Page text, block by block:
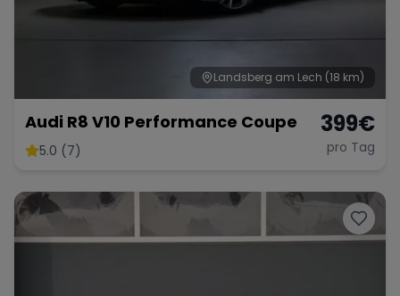
Rolls Royce Aston Martin
Bugatti Lotus Maserati
Landsberg am Lech (18 km)
Audi R8 V10 Performance Coupe
5.0 (7)
399€
pro Tag